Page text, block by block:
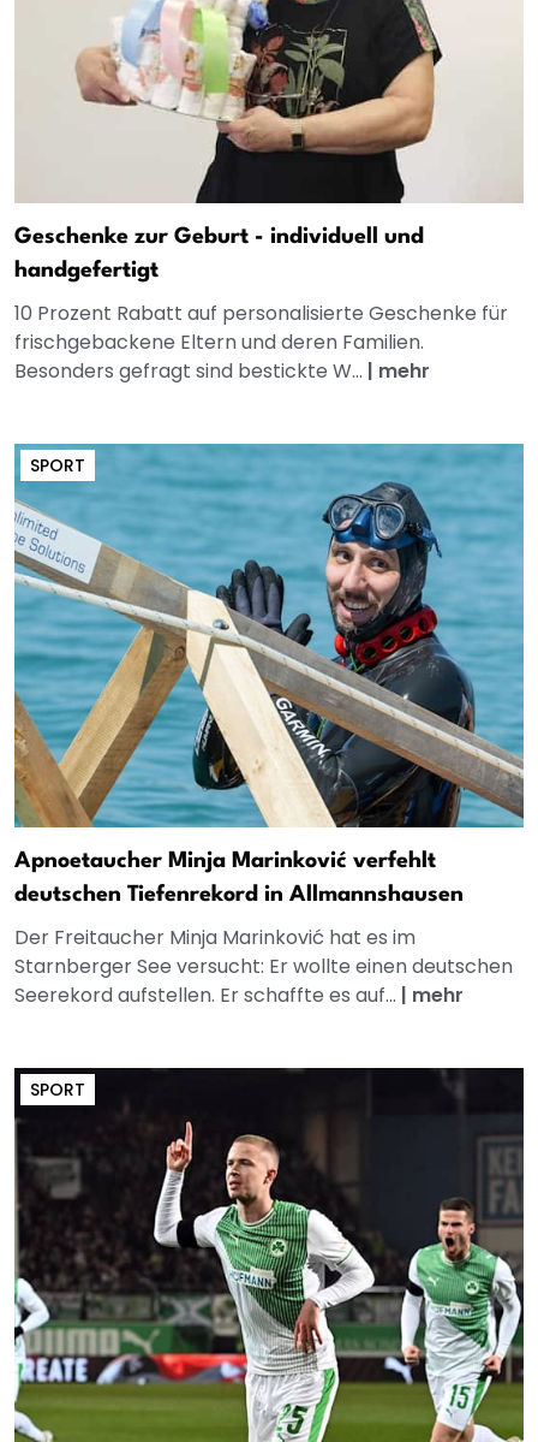
Geschenke zur Geburt - individuell und
handgefertigt
10 Prozent Rabatt auf personalisierte Geschenke für
frischgebackene Eltern und deren Familien.
Besonders gefragt sind bestickte W... | mehr
SPORT
Apnoetaucher Minja Marinković verfehlt
deutschen Tiefenrekord in Allmannshausen
Der Freitaucher Minja Marinković hat es im
Starnberger See versucht: Er wollte einen deutschen
Seerekord aufstellen. Er schaffte es auf... | mehr
SPORT